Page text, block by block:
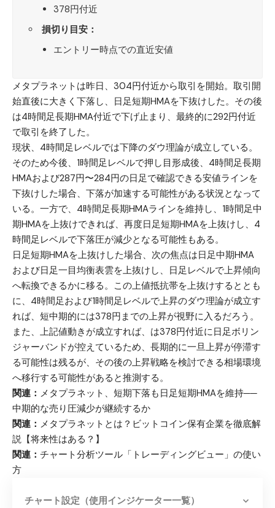
378円付近
損切り目安：
エントリー時点での直近安値
メタプラネット は昨日、304円付近から取引を開始。取引開
始直後に大きく下落し、日足短期HMAを下抜けした。その後
は4時間足長期HMA付近で下げ止まり、最終的に292円付近
で取引を終了した。
現状、4時間足レベルでは下降のダウ理論が成立している。
そのため今後、1時間足レベルで押し目形成後、4時間足長期
HMAおよび287円〜284円の日足で確認できる安値ラインを
下抜けした場合、下落が加速する可能性がある状況となって
いる。一方で、4時間足長期HMAラインを維持し、1時間足中
期HMAを上抜けできれば、再度日足短期HMAを上抜けし、4
時間足レベルで下落圧が減少となる可能性もある。
日足短期HMAを上抜けした場合、次の焦点は日足中期HMA
および日足一目均衡表雲を上抜けし、日足レベルで上昇傾向
へ転換できるかに移る。この上値抵抗帯を上抜けするととも
に、4時間足および1時間足レベルで上昇のダウ理論が成立す
れば、短中期的には378円までの上昇が視野に入るだろう。
また、上記値動きが成立すれば、は378円付近に日足ボリン
ジャーバンドが控えているため、長期的に一旦上昇が停滞す
る可能性は残るが、その後の上昇戦略を検討できる相場環境
へ移行する可能性があると推測する。
関連： メタプラネット、短期下落も日足短期HMAを維持──
中期的な売り圧減少が継続するか
関連： メタプラネットとは？ビットコイン保有企業を徹底解
説【将来性はある？】
関連： チャート分析ツール「トレーディングビュー」の使い
方
チャート設定（使用インジケーター一覧）